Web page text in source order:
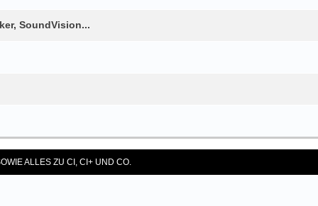
SoundVision...
ALLES ZU CI, CI+ UND CO.